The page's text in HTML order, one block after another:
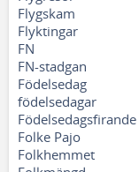
Flygskam
Flyktingar
FN
FN-stadgan
Födelsedag
födelsedagar
Födelsedagsfirande
Folke Pajo
Folkhemmet